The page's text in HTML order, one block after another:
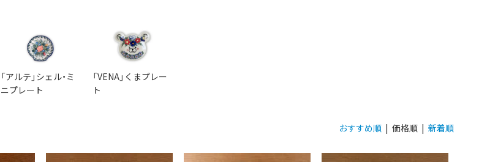
「アルテ」シェル・ミ
ニプレート
「VENA」くまプレー
ト
おすすめ順 | 価格順 | 新着順